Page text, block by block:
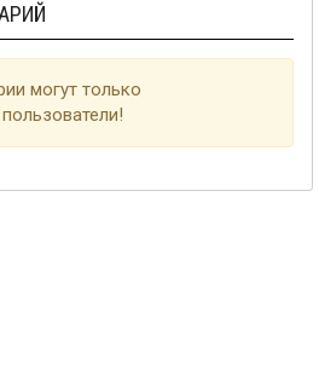
могут только